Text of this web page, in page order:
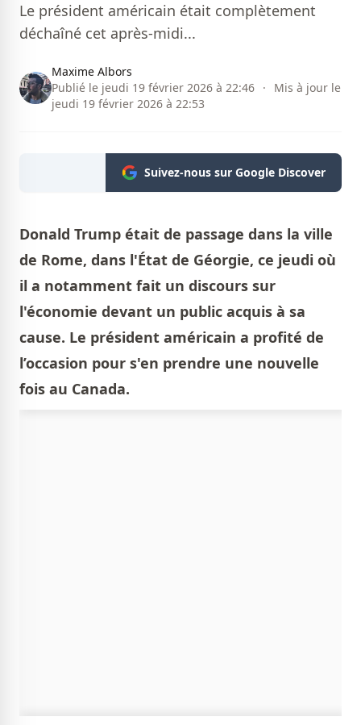
Le président américain était complètement
déchaîné cet après-midi...
Maxime Albors
Publié le jeudi 19 février 2026 à 22:46 ·
Mis à jour le
jeudi 19 février 2026 à 22:53
Suivez-nous sur Google Discover
Donald Trump était de passage dans la ville
de Rome, dans l'État de Géorgie, ce jeudi où
il a notamment fait un discours sur
l'économie devant un public acquis à sa
cause. Le président américain a profité de
l’occasion pour s'en prendre une nouvelle
fois au Canada.